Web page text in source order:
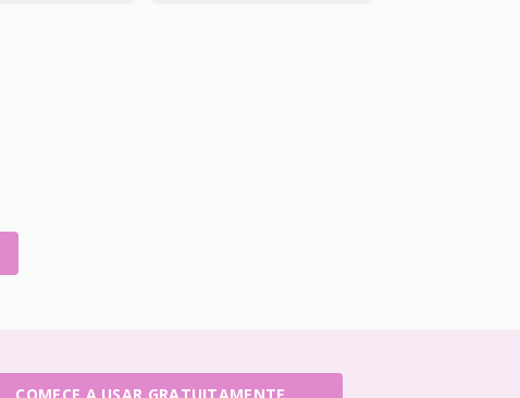
COMECE A USAR GRATUITAMENTE